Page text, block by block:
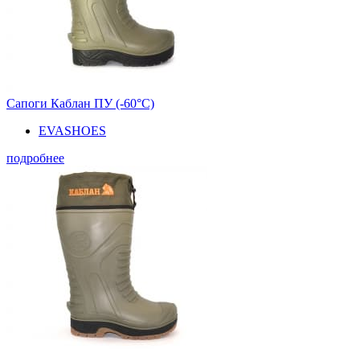
Сапоги Каблан ПУ (-60°С)
EVASHOES
подробнее